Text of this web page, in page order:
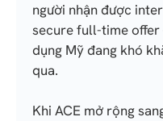
người nhận được
secure full-time
dụng Mỹ đang khó
qua.
Khi ACE mở rộng